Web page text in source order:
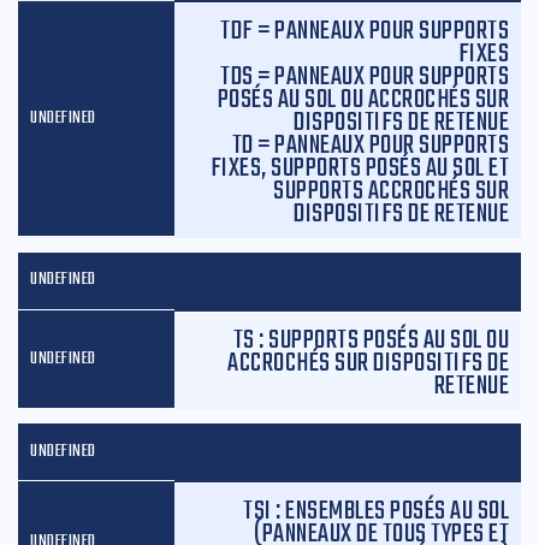
TDF = PANNEAUX POUR SUPPORTS
FIXES
TDS = PANNEAUX POUR SUPPORTS
POSÉS AU SOL OU ACCROCHÉS SUR
DISPOSITIFS DE RETENUE
TD = PANNEAUX POUR SUPPORTS
FIXES, SUPPORTS POSÉS AU SOL ET
SUPPORTS ACCROCHÉS SUR
DISPOSITIFS DE RETENUE
TS : SUPPORTS POSÉS AU SOL OU
ACCROCHÉS SUR DISPOSITIFS DE
RETENUE
TSI : ENSEMBLES POSÉS AU SOL
(PANNEAUX DE TOUS TYPES ET